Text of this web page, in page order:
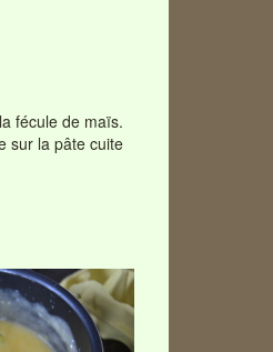
fécule de maïs.
sur la pâte cuite